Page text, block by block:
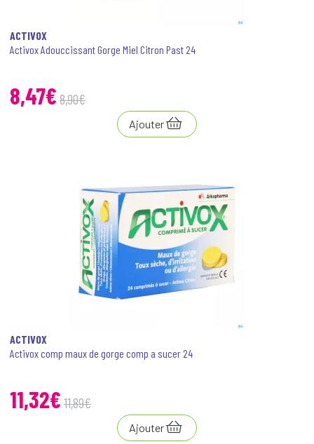
ACTIVOX
Activox Adouccissant Gorge Miel Citron Past 24
8,47€ 8,90€
Ajouter
ACTIVOX
Activox comp maux de gorge comp a sucer 24
11,32€ 11,89€
Ajouter